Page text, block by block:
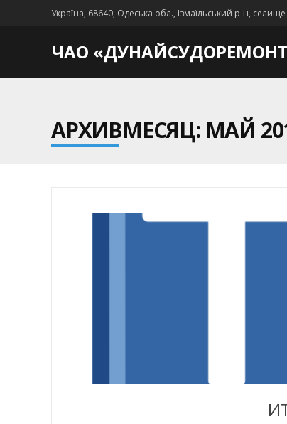
Україна, 68640, Одеська обл., Ізмаїльський р-н,
ЧАО
АРХИВМЕСЯЦ: МАЙ